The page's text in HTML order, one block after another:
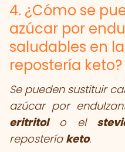
4. ¿Cómo se
azúcar por
saludables en
repostería keto?
Se pueden sustituir
azúcar por
eritritolo el
repostería keto.